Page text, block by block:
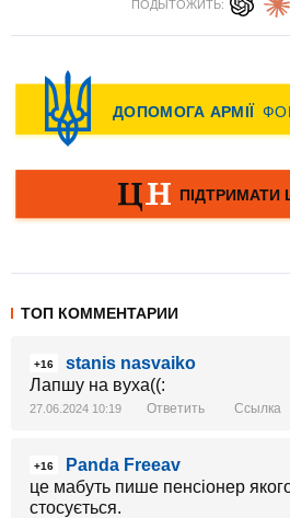
ПОДЫТОЖИТЬ:
ТОП КОММЕНТАРИИ
+16
stanis nasvaiko
Лапшу на вуха((:
27.06.2024 10:19 Ответить Ссылка
+16
Panda Freeav
це мабуть пише пенсіонер
стосується.